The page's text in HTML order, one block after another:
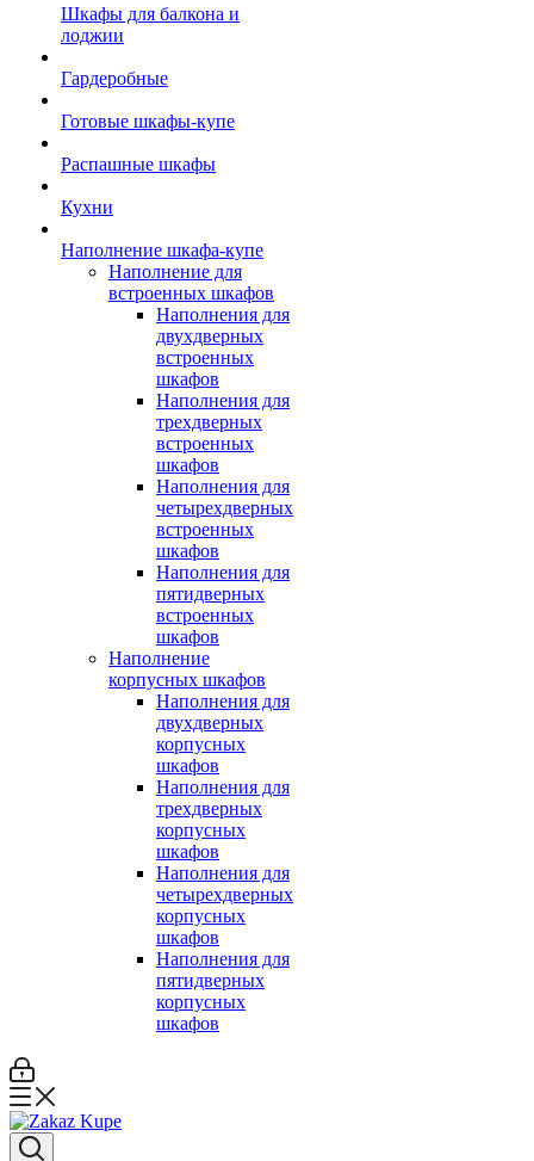
Шкафы для балкона и
лоджии
Гардеробные
Готовые шкафы-купе
Распашные шкафы
Кухни
Наполнение шкафа-купе
Наполнение для
встроенных шкафов
Наполнения для
двухдверных
встроенных
шкафов
Наполнения для
трехдверных
встроенных
шкафов
Наполнения для
четырехдверных
встроенных
шкафов
Наполнения для
пятидверных
встроенных
шкафов
Наполнение
корпусных шкафов
Наполнения для
двухдверных
корпусных
шкафов
Наполнения для
трехдверных
корпусных
шкафов
Наполнения для
четырехдверных
корпусных
шкафов
Наполнения для
пятидверных
корпусных
шкафов